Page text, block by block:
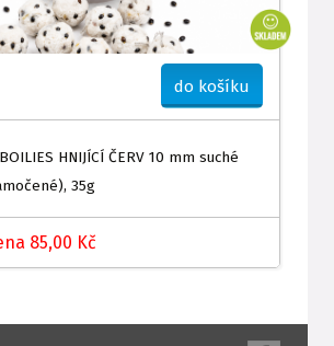
do košíku
HNIJÍCÍ ČERV 10 mm suché
35g
85,00 Kč